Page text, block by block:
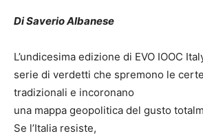
Di Saverio Albanese
L’undicesima edizione di EVO IOOC
serie di verdetti che spremono le
tradizionali e incoronano
una mappa geopolitica del gusto
Se l’Italia resiste,